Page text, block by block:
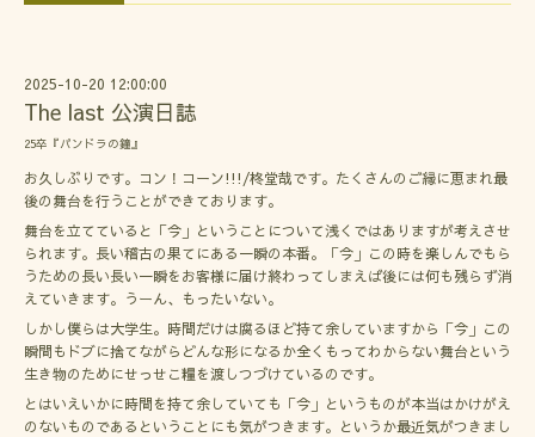
2025-10-20 12:00:00
The last 公演日誌
25卒『パンドラの鐘』
お久しぶりです。コン！コーン!!!/柊堂哉です。たくさんのご縁に恵まれ最
後の舞台を行うことができております。
舞台を立てていると「今」ということについて浅くではありますが考えさせ
られます。長い稽古の果てにある一瞬の本番。「今」この時を楽しんでもら
うための長い長い一瞬をお客様に届け終わってしまえば後には何も残らず消
えていきます。うーん、もったいない。
しかし僕らは大学生。時間だけは腐るほど持て余していますから「今」この
瞬間もドブに捨てながらどんな形になるか全くもってわからない舞台という
生き物のためにせっせこ糧を渡しつづけているのです。
とはいえいかに時間を持て余していても「今」というものが本当はかけがえ
のないものであるということにも気がつきます。というか最近気がつきまし